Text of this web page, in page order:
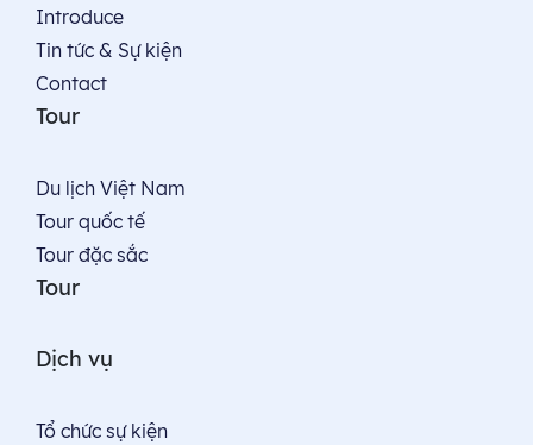
Introduce
Tin tức & Sự kiện
Contact
Tour
Du lịch Việt Nam
Tour quốc tế
Tour đặc sắc
Tour
Dịch vụ
Tổ chức sự kiện